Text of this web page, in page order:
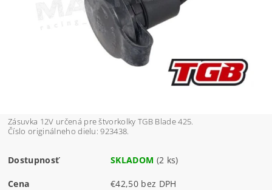
Zásuvka 12V určená pre štvorkolky TGB Blade 425.
Číslo originálneho dielu: 923438.
Dostupnosť SKLADOM (2 ks)
Cena €42,50 bez DPH